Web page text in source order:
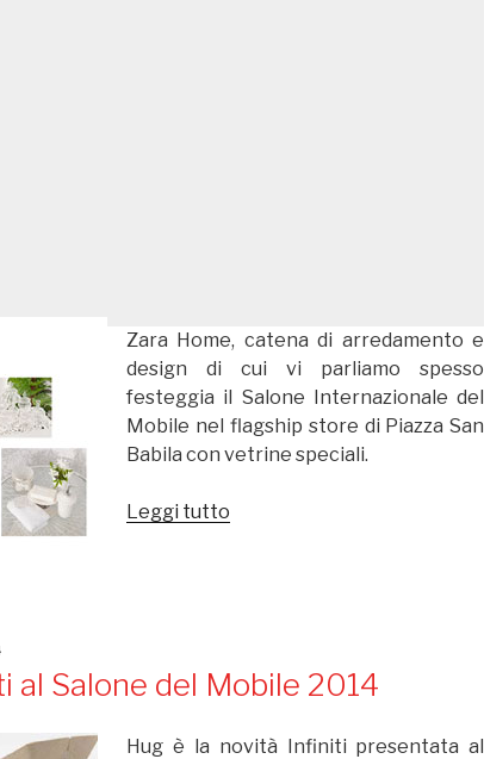
Zara Home, catena di arredamento e
design di cui vi parliamo spesso
festeggia il Salone Internazionale del
Mobile nel flagship store di Piazza San
Babila con vetrine speciali.
Leggi tutto
mobile!”
al Salone del Mobile 2014
Hug è la novità Infiniti presentata al